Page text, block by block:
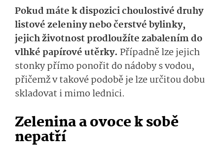
Pokud máte k dispozici choulostivé druhy
listové zeleniny nebo čerstvé bylinky,
jejich životnost prodloužíte zabalením do
vlhké papírové utěrky. Případně lze jejich
stonky přímo ponořit do nádoby s vodou,
přičemž v takové podobě je lze určitou dobu
skladovat i mimo lednici.
Zelenina a ovoce k sobě
nepatří